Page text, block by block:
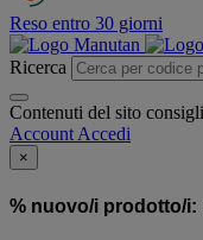
Reso entro 30 giorni
Ricerca
Contenuti del sito
Account Accedi
×
% nuovo/i prodotto/i: